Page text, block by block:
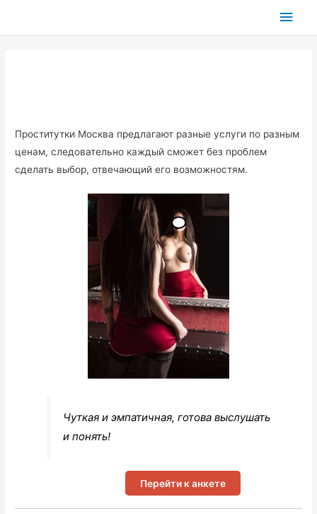
Проститутки Москва предлагают разные услуги по разным
ценам, следовательно каждый сможет без проблем
сделать выбор, отвечающий его возможностям.
Чуткая и эмпатичная, готова выслушать
и понять!
Перейти к анкете